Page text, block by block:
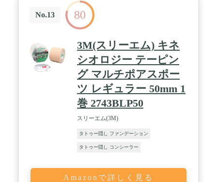
ーステッカーの使い方についての複雑な指示はあり
ません。 傷のある部分をきれいにして乾かし、白い
紙のフィルムをはがし、外側の透明なフィルムを取
No.13 80
3M(スリーエム) キネ
シオロジー テーピン
グ マルチポアスポー
ツ レギュラー 50mm 1
巻 2743BLP50
スリーエム(3M)
タトゥー隠し ファンデーション
タトゥー隠し コンシーラー
Amazonで詳しく見る